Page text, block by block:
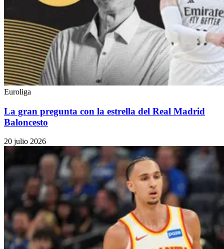
Euroliga
La gran pregunta con la estrella del Real Madrid
Baloncesto
20 julio 2026